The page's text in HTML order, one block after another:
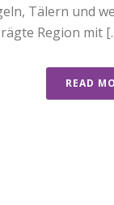
Tälern und
Region mit
READ